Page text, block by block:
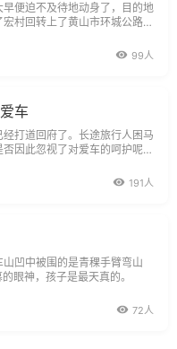
便迫不及待地动身了，目的地
村回转上了黄山市环城公路，
慢行。石潭村其实已有数百年
99人
车
经打道回府了。长途旅行人困马
因此忽视了对爱车的呵护呢？
191人
凹中被围的是青稞手臂弯山
眼神，孩子是最天真的。
72人